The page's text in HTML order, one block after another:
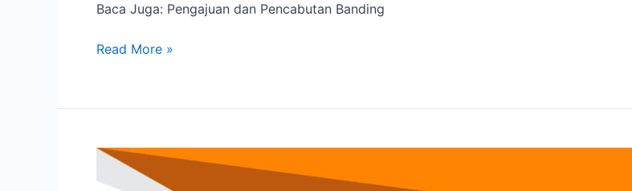
Baca Juga: Pengajuan dan Pencabutan Banding
Read More »
Pengajuan
dan